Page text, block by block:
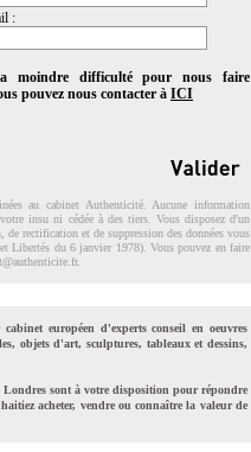
:
moindre difficulté pour nous faire
pouvez nous contacter à ICI
au cabinet Authenticité. Aucune information
insu ni cédée à des tiers. Vous disposez d'un
rectification et de suppression des données vous
Libertés du 6 janvier 1978). Vous pouvez en faire
.
européen d'experts conseil en oeuvres
objets d'art, sculptures, tableaux et dessins,
Londres sont à votre disposition pour répondre
acheter, vendre ou connaître la valeur de